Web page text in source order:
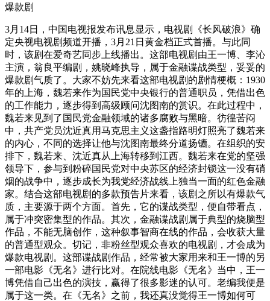
爆款剧
3月14日，中国电视报发布讯息显示，电视剧《长风破浪》确
定央视电视剧频道开播，3月21日黄金档正式首播。与此同
时，该剧在爱奇艺同步上线播出。这部电视剧由王一博、李沁
主演，翁良平编剧，姚晓峰执导，属于金融谍战类型，妥妥的
爆款剧气质了。大家不妨先来看这部电视剧的剧情梗概：1930
年的上海，魏若来作为国民党中央银行的普通职员，凭借出色
的工作能力，逐步得到高级顾问沈图南的赏识。在此过程中，
魏若来见到了国民党金融领域的诸多腐败与黑暗。彷徨苦闷
中，共产党员沈近真用马克思主义这盏指路明灯照亮了魏若来
的内心，不同的选择让他与沈图南最终分道扬镳。在组织的安
排下，魏若来、沈近真从上海转移到江西。魏若来在党的坚强
领导下，参与到粉碎国民党对中央苏区的经济封锁这一没有硝
烟的战争中，逐步成长为我党经济战线上独当一面的红色金融
家。结合这部电视剧的多款预告片来看，该剧之所以有爆款气
质，主要源于两个方面。首先，它的谍战类型，便自带看点，
属于冲突密集型的作品。其次，金融谍战剧属于典型的烧脑型
作品，不能无脑创作，这种叙事智商在线的作品，会收获大量
的普通型观众。切记，非粉丝型观众喜欢的电视剧，才会成为
爆款电视剧。这部谍战剧作品，经常被大家用来和王一博的另
一部电影《无名》进行比对。在院线电影《无名》当中，王一
博凭借自己出色的演技，赢得了很多影迷的认可。老编我便是
属于这一类。在《无名》之前，我还真没觉得王一博如何可